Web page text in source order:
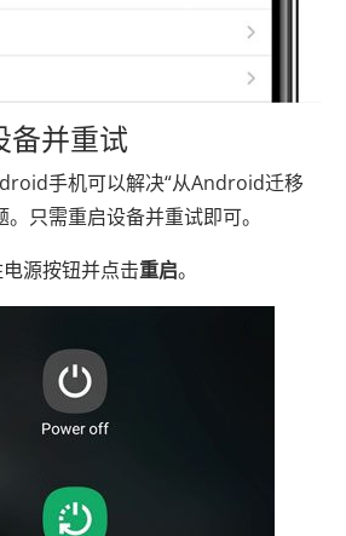
备并重试
手机可以解决“从Android迁移
只需重启设备并重试即可。
源按钮并点击重启。